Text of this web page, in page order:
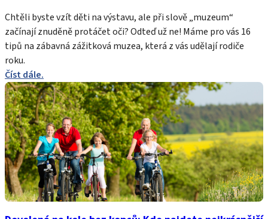
Chtěli byste vzít děti na výstavu, ale při slově „muzeum“
začínají znuděně protáčet oči? Odteď už ne! Máme pro vás 16
tipů na zábavná zážitková muzea, která z vás udělají rodiče
roku.
Číst dále.